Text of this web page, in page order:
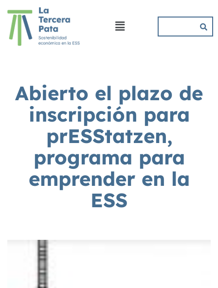
Abierto el plazo de
inscripción para
prESStatzen,
programa para
emprender en la
ESS